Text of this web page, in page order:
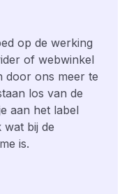
op de werking
of webwinkel
door ons meer te
los van de
aan het label
wat bij de
is.